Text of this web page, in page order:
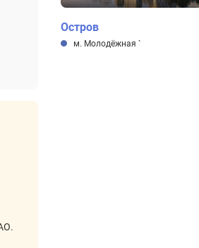
Остров
м. Молодёжная `